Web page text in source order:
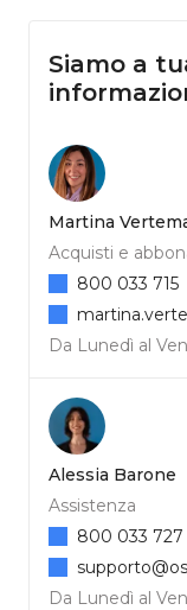
Siamo a
Martina
Acquisti e
Da Lunedì al
800 033 715
Alessia Barone
Assistenza
Da Lunedì al
800 033 727